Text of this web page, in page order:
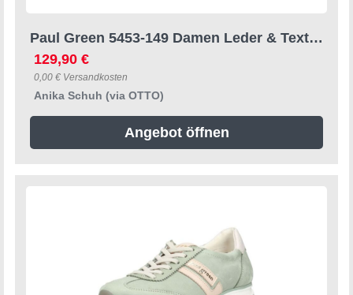
Paul Green 5453-149 Damen Leder & Textil green Schnürschuh
129,90 €
0,00 € Versandkosten
Anika Schuh (via OTTO)
Angebot öffnen